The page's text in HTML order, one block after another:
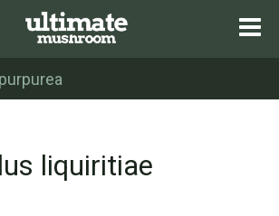
liquiritiae